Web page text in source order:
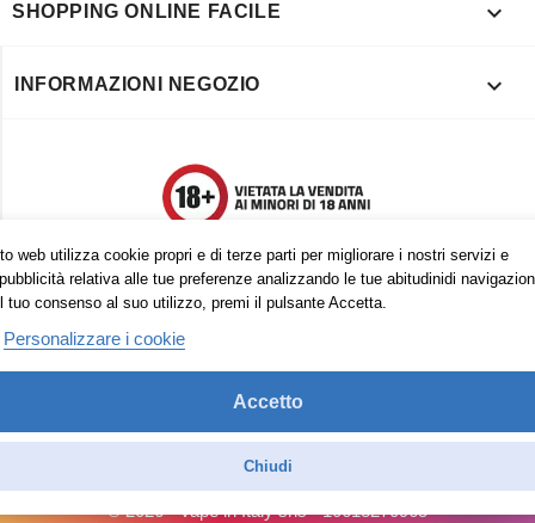
web utilizza cookie propri e di terze parti per migliorare i nostri servizi e
relativa alle tue preferenze analizzando le tue abitudinidi
tuo consenso al suo utilizzo, premi il pulsante Accetta.
Personalizzare i cookie
Accetto
Chiudi
SHOPPING ONLINE FACILE 
INFORMAZIONI NEGOZIO 
Trovaci anche su:
© 2026 - Vape in Italy srls - 10613270965